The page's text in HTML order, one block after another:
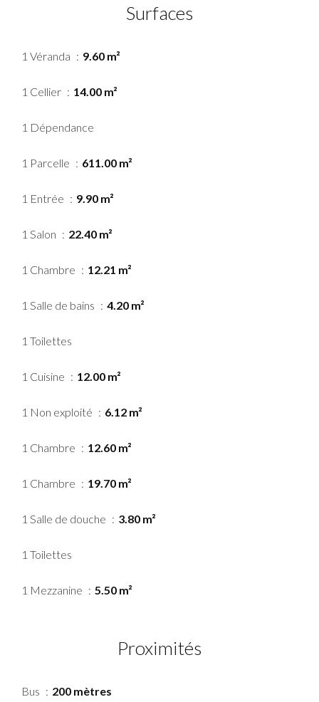
Surfaces
1 Véranda 9.60 m²
1 Cellier 14.00 m²
1 Dépendance
1 Parcelle 611.00 m²
1 Entrée 9.90 m²
1 Salon 22.40 m²
1 Chambre 12.21 m²
1 Salle de bains 4.20 m²
1 Toilettes
1 Cuisine 12.00 m²
1 Non exploité 6.12 m²
1 Chambre 12.60 m²
1 Chambre 19.70 m²
1 Salle de douche 3.80 m²
1 Toilettes
1 Mezzanine 5.50 m²
Proximités
Bus 200 mètres